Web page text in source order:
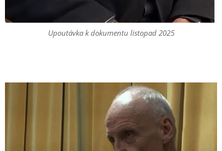
Upoutávka k dokumentu listopad 2025